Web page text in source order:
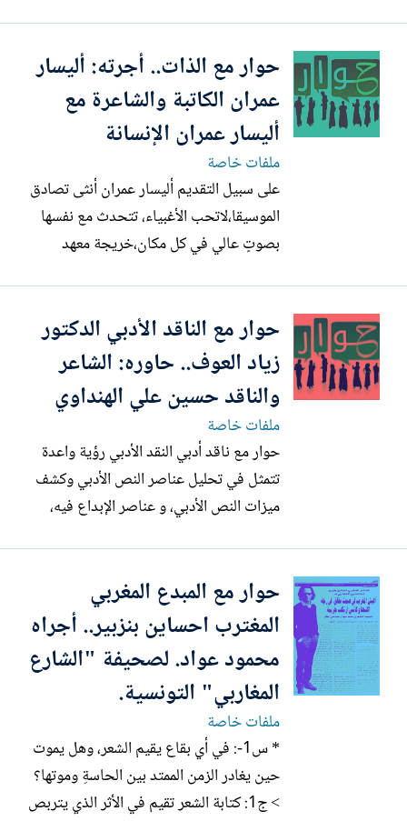
باب التفكير وإعمال العقل، وتوثيق العلاقات
وإيجاد نوعا من الألفة الفكرية والأدبية
وقبل...
حوار مع الذات.. أجرته: أليسار
عمران الكاتبة والشاعرة مع
أليسار عمران الإنسانة
ملفات خاصة
على سبيل التقديم أليسار عمران أنثى تصادق
الموسيقا،لاتحب الأغبياء، تتحدث مع نفسها
بصوتٍ عالي في كل مكان،خريجة معهد
بعنوان [دقيقتان ونصف] صادرة عن دار دجلة
بالأردن،ومجموعة قصصية تطبع بإيران
بعنوان [قمر نابلس] إهداء...
حوار مع الناقد الأدبي الدكتور
زياد العوف.. حاوره: الشاعر
والناقد حسين علي الهنداوي
ملفات خاصة
حوار مع ناقد أدبي النقد الأدبي رؤية واعدة
تتمثل في تحليل عناصر النص الأدبي وكشف
ميزات النص الأدبي، و عناصر الإبداع فيه،
وتأصيل الظواهر الأدبية، إضافة إلى التأريخ
للحركة الأدبية والنقدية في مختلف الأجناس
الأدبية. وحوارنا...
حوار مع المبدع المغربي
المغترب احساين بنزبير.. أجراه
محمود عواد. لصحيفة "الشارع
المغاربي" التونسية.
ملفات خاصة
* س1-: في أي بقاع يقيم الشعر، وهل يموت
حين يغادر الزمن الممتد بين الحاسةِ وموتها؟
> ج1: كتابة الشعر تقيم في الأثر الذي يتربص